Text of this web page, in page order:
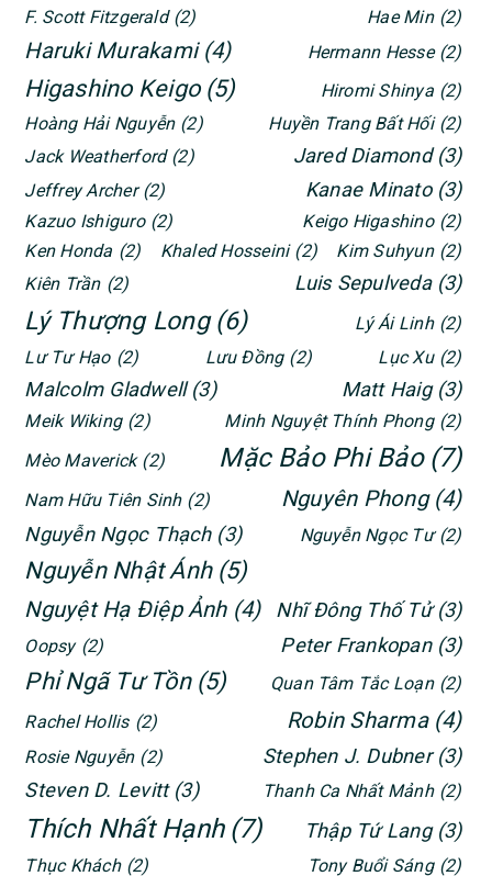
F. Scott Fitzgerald (2) Hae Min (2)
Haruki Murakami (4) Hermann Hesse (2)
Higashino Keigo (5) Hiromi Shinya (2)
Hoàng Hải Nguyễn (2) Huyền Trang Bất Hối (2)
Jack Weatherford (2) Jared Diamond (3)
Jeffrey Archer (2) Kanae Minato (3)
Kazuo Ishiguro (2) Keigo Higashino (2)
Ken Honda (2) Khaled Hosseini (2) Kim Suhyun (2)
Kiên Trần (2) Luis Sepulveda (3)
Lý Thượng Long (6) Lý Ái Linh (2)
Lư Tư Hạo (2) Lưu Đồng (2) Lục Xu (2)
Malcolm Gladwell (3) Matt Haig (3)
Meik Wiking (2) Minh Nguyệt Thính Phong (2)
Mèo Maverick (2) Mặc Bảo Phi Bảo (7)
Nam Hữu Tiên Sinh (2) Nguyên Phong (4)
Nguyễn Ngọc Thạch (3) Nguyễn Ngọc Tư (2)
Nguyễn Nhật Ánh (5)
Nguyệt Hạ Điệp Ảnh (4) Nhĩ Đông Thố Tử (3)
Oopsy (2) Peter Frankopan (3)
Phỉ Ngã Tư Tồn (5) Quan Tâm Tắc Loạn (2)
Rachel Hollis (2) Robin Sharma (4)
Rosie Nguyễn (2) Stephen J. Dubner (3)
Steven D. Levitt (3) Thanh Ca Nhất Mảnh (2)
Thích Nhất Hạnh (7) Thập Tứ Lang (3)
Thục Khách (2) Tony Buổi Sáng (2)